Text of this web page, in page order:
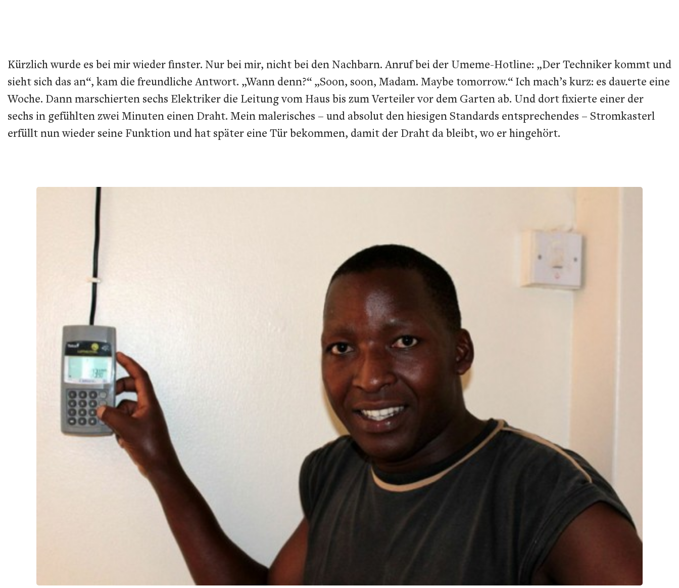
Kürzlich wurde es bei mir wieder finster. Nur bei mir, nicht bei den Nachbarn. Anruf bei der Umeme-Hotline: „Der Techniker kommt und
sieht sich das an“, kam die freundliche Antwort. „Wann denn?“ „Soon, soon, Madam. Maybe tomorrow.“ Ich mach’s kurz: es dauerte eine
Woche. Dann marschierten sechs Elektriker die Leitung vom Haus bis zum Verteiler vor dem Garten ab. Und dort fixierte einer der
sechs in gefühlten zwei Minuten einen Draht. Mein malerisches – und absolut den hiesigen Standards entsprechendes – Stromkasterl
erfüllt nun wieder seine Funktion und hat später eine Tür bekommen, damit der Draht da bleibt, wo er hingehört.